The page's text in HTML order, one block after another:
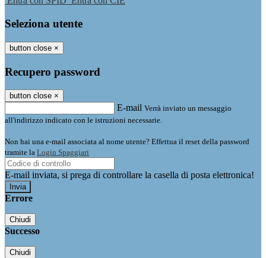
Seleziona utente
button close ×
Recupero password
button close ×
E-mail Verrà inviato un messaggio
all'indirizzo indicato con le istruzioni necessarie.
Non hai una e-mail associata al nome utente? Effettua il reset della password
tramite la Login Spaggiari
E-mail inviata, si prega di controllare la casella di posta elettronica!
Errore
Chiudi
Successo
Chiudi